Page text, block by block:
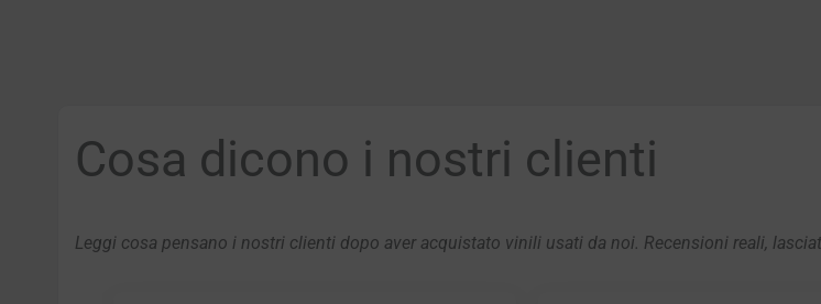
Cosa dicono i nostri clienti
Leggi cosa pensano i nostri clienti dopo aver acquistato vinili usati da noi. Recensioni reali,